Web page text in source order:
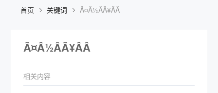
首页 关键词 Ã¤Â½ÂÃ¥ÂÂ
Ã¤Â½ÂÃ¥ÂÂ
相关内容